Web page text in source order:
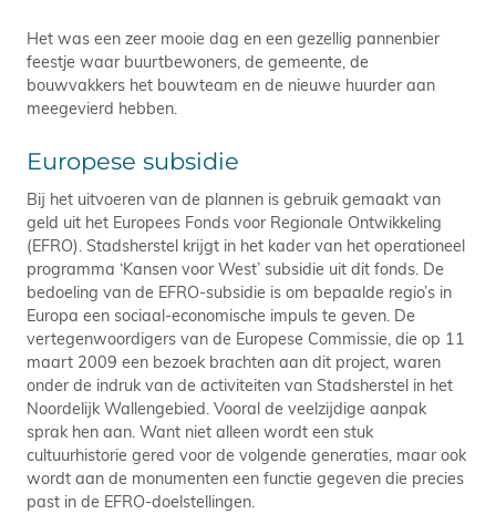
Het was een zeer mooie dag en een gezellig pannenbier
feestje waar buurtbewoners, de gemeente, de
bouwvakkers het bouwteam en de nieuwe huurder aan
meegevierd hebben.
Europese subsidie
Bij het uitvoeren van de plannen is gebruik gemaakt van
geld uit het Europees Fonds voor Regionale Ontwikkeling
(EFRO). Stadsherstel krijgt in het kader van het operationeel
programma ‘Kansen voor West’ subsidie uit dit fonds. De
bedoeling van de EFRO-subsidie is om bepaalde regio’s in
Europa een sociaal-economische impuls te geven. De
vertegenwoordigers van de Europese Commissie, die op 11
maart 2009 een bezoek brachten aan dit project, waren
onder de indruk van de activiteiten van Stadsherstel in het
Noordelijk Wallengebied. Vooral de veelzijdige aanpak
sprak hen aan. Want niet alleen wordt een stuk
cultuurhistorie gered voor de volgende generaties, maar ook
wordt aan de monumenten een functie gegeven die precies
past in de EFRO-doelstellingen.